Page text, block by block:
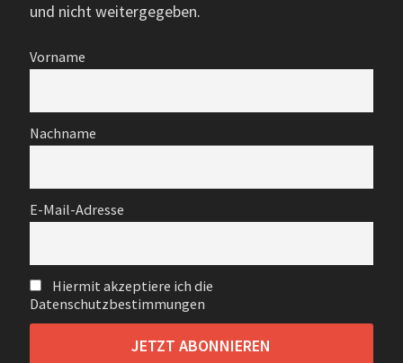
und nicht weitergegeben.
Vorname
Nachname
E-Mail-Adresse
Hiermit akzeptiere ich die
Datenschutzbestimmungen